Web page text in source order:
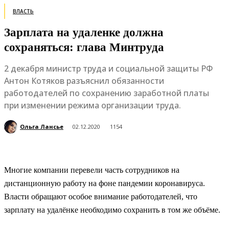
ВЛАСТЬ
Зарплата на удаленке должна
сохраняться: глава Минтруда
2 декабря министр труда и социальной защиты РФ
Антон Котяков разъяснил обязанности
работодателей по сохранению заработной платы
при изменении режима организации труда.
Ольга Лансье 02.12.2020 1154
Многие компании перевели часть сотрудников на
дистанционную работу на фоне пандемии коронавируса.
Власти обращают особое внимание работодателей, что
зарплату на удалёнке необходимо сохранить в том же объёме.